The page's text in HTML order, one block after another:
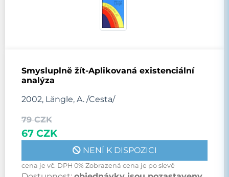
Smysluplně žít-Aplikovaná existenciální
analýza
2002, Längle, A. /Cesta/
79 CZK
67 CZK
NENÍ K DISPOZICI
cena je vč. DPH 0% Zobrazená cena je po slevě